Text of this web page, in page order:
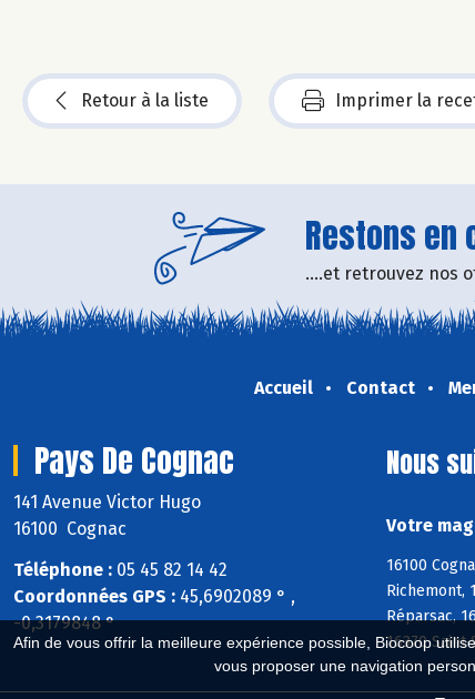
Afin de vous offrir la meilleure expérience possible, Biocoop
vous proposer une navigation
Retour à la liste Imprimer la
Restons
....et retrouvez nos
Accueil Contact
Pays De Cognac
141 Avenue Victor Hugo
16100 Cognac
Téléphone : 05 45 82 14 42
Coordonnées GPS : 45,6902089 ° ,
-0,3179848 °
Nous
Votre
16100
Richemont,
Réparsac,
16370